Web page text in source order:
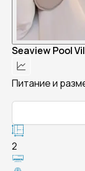
Seaview Pool
Питание и
2